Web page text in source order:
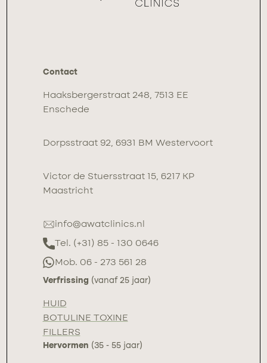
Contact
Haaksbergerstraat 248, 7513 EE
Enschede
Dorpsstraat 92, 6931 BM Westervoort
Victor de Stuersstraat 15, 6217 KP
Maastricht
info@awatclinics.nl
Tel. (+31) 85 - 130 0646
Mob. 06 - 273 561 28
Verfrissing (vanaf 25 jaar)
HUID
BOTULINE TOXINE
FILLERS
Hervormen (35 - 55 jaar)